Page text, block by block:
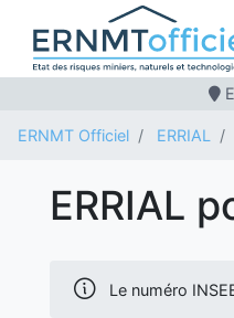
ERNMT Officiel ERRIAL
ERRIAL
Le numéro